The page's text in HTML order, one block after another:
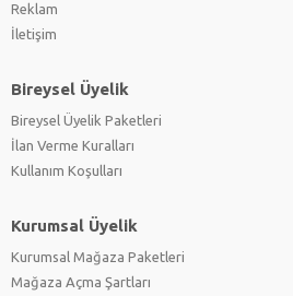
Reklam
İletişim
Bireysel Üyelik
Bireysel Üyelik Paketleri
İlan Verme Kuralları
Kullanım Koşulları
Kurumsal Üyelik
Kurumsal Mağaza Paketleri
Mağaza Açma Şartları